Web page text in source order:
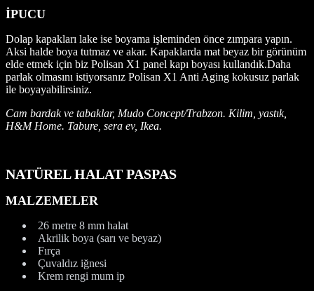
İPUCU
Dolap kapakları lake ise boyama işleminden önce zımpara yapın.
Aksi halde boya tutmaz ve akar. Kapaklarda mat beyaz bir görünüm
elde etmek için biz Polisan X1 panel kapı boyası kullandık.Daha
parlak olmasını istiyorsanız Polisan X1 Anti Aging kokusuz parlak
ile boyayabilirsiniz.
Cam bardak ve tabaklar, Mudo Concept/Trabzon. Kilim, yastık,
H&M Home. Tabure, sera ev, Ikea.
NATÜREL HALAT PASPAS
MALZEMELER
26 metre 8 mm halat
Akrilik boya (sarı ve beyaz)
Fırça
Çuvaldız iğnesi
Krem rengi mum ip